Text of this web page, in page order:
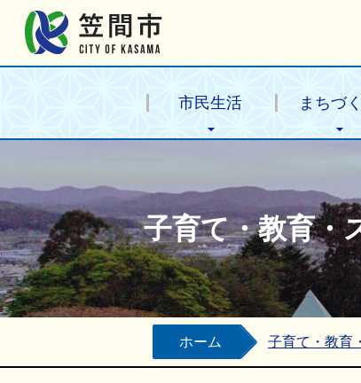
市民生活 まちづ
子育て・教育・
ホーム 子育て・教育